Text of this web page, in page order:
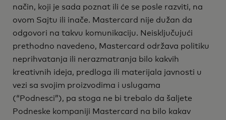
način, koji je sada poznat ili će se posle razviti, na
ovom Sajtu ili inače. Mastercard nije dužan da
odgovori na takvu komunikaciju. Neisključujući
prethodno navedeno, Mastercard održava politiku
neprihvatanja ili nerazmatranja bilo kakvih
kreativnih ideja, predloga ili materijala javnosti u
vezi sa svojim proizvodima i uslugama
(“Podnesci”), pa stoga ne bi trebalo da šaljete
Podneske kompaniji Mastercard na bilo kakav